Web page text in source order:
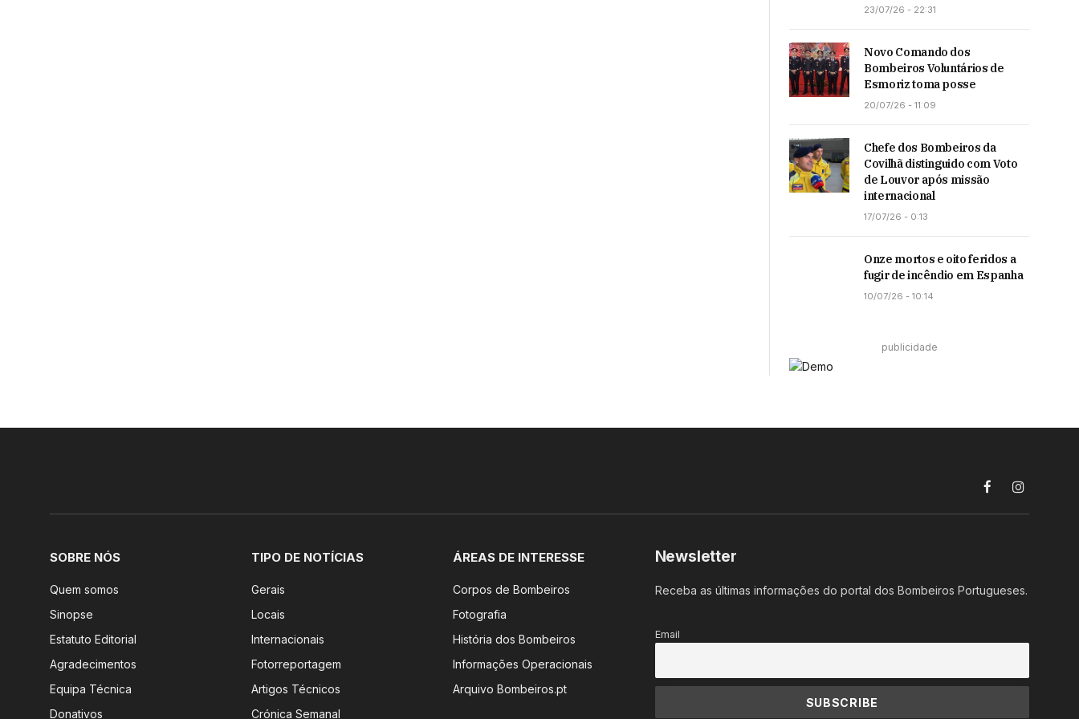
23/07/26 - 22:31
Novo Comando dos
Bombeiros Voluntários de
Esmoriz toma posse
20/07/26 - 11:09
Chefe dos Bombeiros da
Covilhã distinguido com Voto
de Louvor após missão
internacional
17/07/26 - 0:13
Onze mortos e oito feridos a
fugir de incêndio em Espanha
10/07/26 - 10:14
publicidade
FacebookInstagram
SOBRE NÓS
Quem somos
Sinopse
Estatuto Editorial
Agradecimentos
Equipa Técnica
Donativos
TIPO DE NOTÍCIAS
Gerais
Locais
Internacionais
Fotorreportagem
Artigos Técnicos
Crónica Semanal
ÁREAS DE INTERESSE
Corpos de Bombeiros
Fotografia
História dos Bombeiros
Informações Operacionais
Arquivo Bombeiros.pt
Newsletter
Receba as últimas informações do portal dos Bombeiros Portugueses.
Email